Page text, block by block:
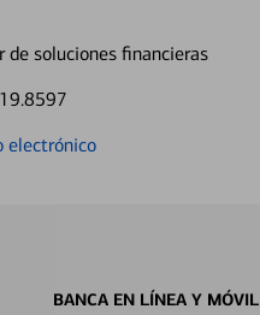
de soluciones financieras
electrónico
BANCA EN LÍNEA Y MÓVIL